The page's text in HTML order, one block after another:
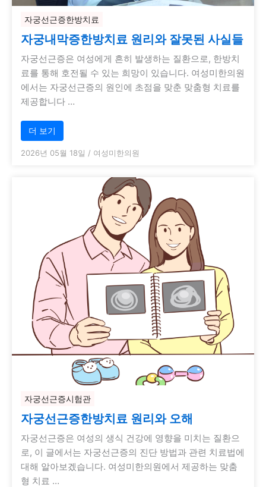
자궁선근증한방치료
자궁내막증한방치료 원리와 잘못된 사실들
자궁선근증은 여성에게 흔히 발생하는 질환으로, 한방치
료를 통해 호전될 수 있는 희망이 있습니다. 여성미한의원
에서는 자궁선근증의 원인에 초점을 맞춘 맞춤형 치료를
제공합니다 …
더 보기
2026년 05월 18일 / 여성미한의원
자궁선근증시험관
자궁선근증한방치료 원리와 오해
자궁선근증은 여성의 생식 건강에 영향을 미치는 질환으
로, 이 글에서는 자궁선근증의 진단 방법과 관련 치료법에
대해 알아보겠습니다. 여성미한의원에서 제공하는 맞춤
형 치료 …